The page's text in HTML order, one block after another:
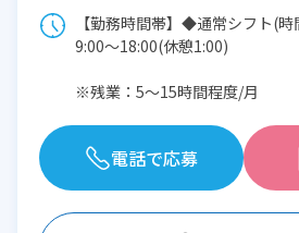
【勤務時間帯】◆通常シフト(時
9:00〜18:00(休憩1:00)
※残業：5〜15時間程度/月
電話で応募